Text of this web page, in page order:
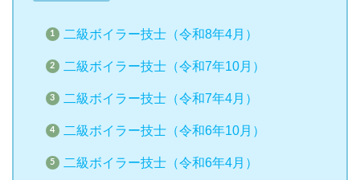
二級ボイラー技士（令和8年4月）
二級ボイラー技士（令和7年10月）
二級ボイラー技士（令和7年4月）
二級ボイラー技士（令和6年10月）
二級ボイラー技士（令和6年4月）